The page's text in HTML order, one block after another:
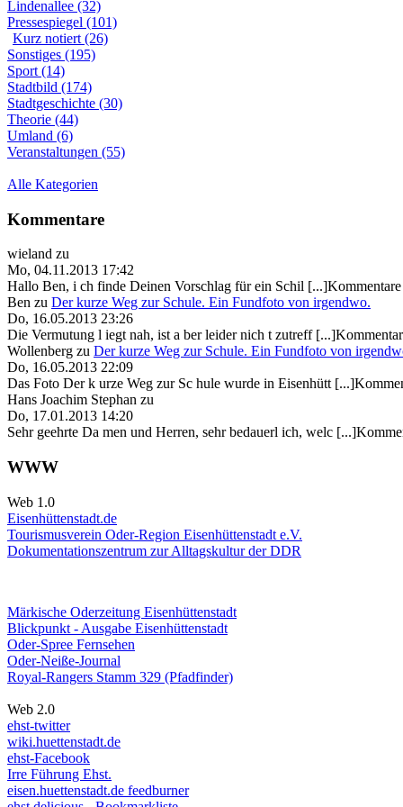
Lindenallee (32)
Pressespiegel (101)
Kurz notiert (26)
Sonstiges (195)
Sport (14)
Stadtbild (174)
Stadtgeschichte (30)
Theorie (44)
Umland (6)
Veranstaltungen (55)
Alle Kategorien
Kommentare
wieland zu
Mo, 04.11.2013 17:42
Hallo Ben, i ch finde Deinen Vorschlag für ein Schil
Ben zu Der kurze Weg zur Schule. Ein Fundfoto von irgendwo.
Do, 16.05.2013 23:26
Die Vermutung l iegt nah, ist a ber leider nich t zutreff
Wollenberg zu Der kurze Weg zur Schule. Ein Fundfoto von
Do, 16.05.2013 22:09
Das Foto Der k urze Weg zur Sc hule wurde in Eisenhütt
Hans Joachim Stephan zu
Do, 17.01.2013 14:20
Sehr geehrte Da men und Herren, sehr bedauerl ich, welc
WWW
Web 1.0
Eisenhüttenstadt.de
Tourismusverein Oder-Region Eisenhüttenstadt e.V.
Dokumentationszentrum zur Alltagskultur der DDR
Märkische Oderzeitung Eisenhüttenstadt
Blickpunkt - Ausgabe Eisenhüttenstadt
Oder-Spree Fernsehen
Oder-Neiße-Journal
Royal-Rangers Stamm 329 (Pfadfinder)
Web 2.0
ehst-twitter
wiki.huettenstadt.de
ehst-Facebook
Irre Führung Ehst.
eisen.huettenstadt.de feedburner